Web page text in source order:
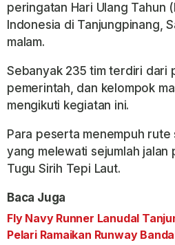
peringatan Hari Ulang Tahun
Indonesia di Tanjungpinang,
malam.
Sebanyak 235 tim terdiri dari
pemerintah, dan kelompok
mengikuti kegiatan ini.
Para peserta menempuh
yang melewati sejumlah
Tugu Sirih Tepi Laut.
Baca Juga
Fly Navy Runner Lanudal
Pelari Ramaikan Runway